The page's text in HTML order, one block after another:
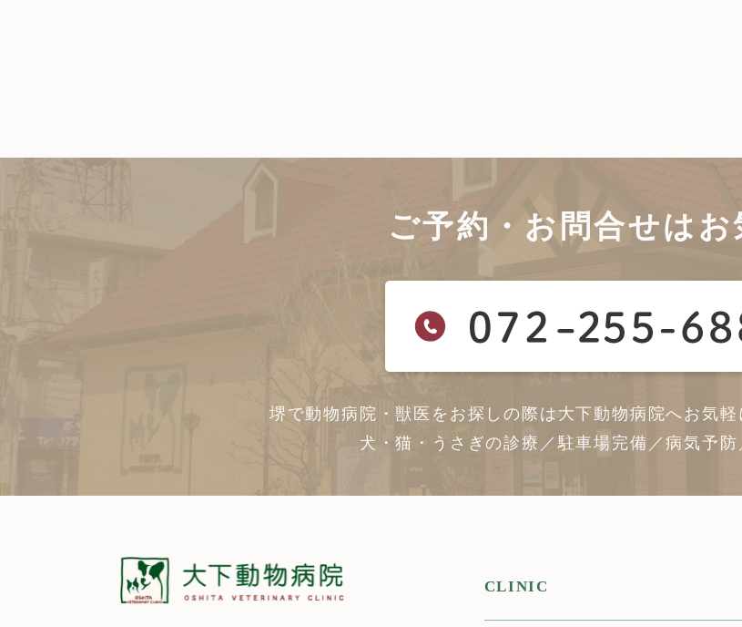
ご予約・お問合せは お
堺で動物病院・獣医をお探しの際は大下動物病院へお気軽
犬・猫・うさぎの診療／駐車場完備／病気予
CLINIC